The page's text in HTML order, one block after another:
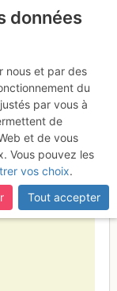
- Alpes
données
nous et par des
du
par vous à
de
et de vous
Vous pouvez les
vos choix.
Tout accepter